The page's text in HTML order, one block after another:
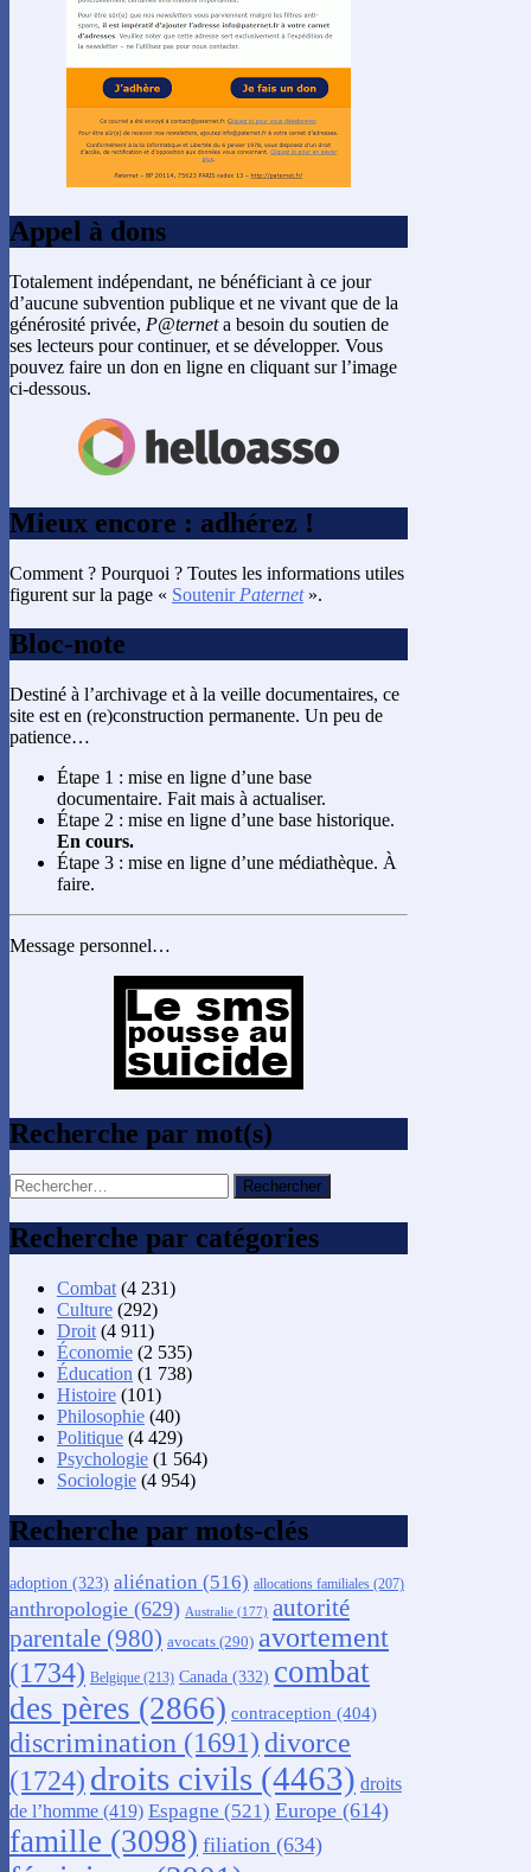
Appel à dons
Totalement indépendant, ne bénéficiant à ce jour
d’aucune subvention publique et ne vivant que de la
générosité privée, P@terneta besoin du soutien de
ses lecteurs pour continuer, et se développer. Vous
pouvez faire un don en ligne en cliquant sur l’image
ci-dessous.
Mieux encore : adhérez !
Comment ? Pourquoi ? Toutes les informations utiles
figurent sur la page « Soutenir Paternet».
Bloc-note
Destiné à l’archivage et à la veille documentaires, ce
site est en (re)construction permanente. Un peu de
patience…
Étape 1 : mise en ligne d’une base
documentaire. Fait mais à actualiser.
Étape 2 : mise en ligne d’une base historique.
En cours.
Étape 3 : mise en ligne d’une médiathèque. À
faire.
Message personnel…
Recherche par mot(s)
Rechercher :
Recherche par catégories
Combat (4 231)
Culture (292)
Droit (4 911)
Économie (2 535)
Éducation (1 738)
Histoire (101)
Philosophie (40)
Politique (4 429)
Psychologie (1 564)
Sociologie (4 954)
Recherche par mots-clés
adoption (323) aliénation (516) allocations familiales (207)
anthropologie (629) Australie (177) autorité
parentale (980) avocats (290) avortement
(1734) Belgique (213) Canada (332) combat
des pères (2866) contraception (404)
discrimination (1691) divorce
(1724) droits civils (4463) droits
de l’homme (419) Espagne (521) Europe (614)
famille (3098) filiation (634)